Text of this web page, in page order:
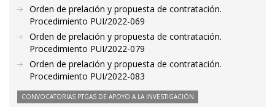
Orden de prelación y propuesta de contratación.
Procedimiento PUI/2022-069
Orden de prelación y propuesta de contratación.
Procedimiento PUI/2022-079
Orden de prelación y propuesta de contratación.
Procedimiento PUI/2022-083
CONVOCATORIAS PTGAS DE APOYO A LA INVESTIGACIÓN